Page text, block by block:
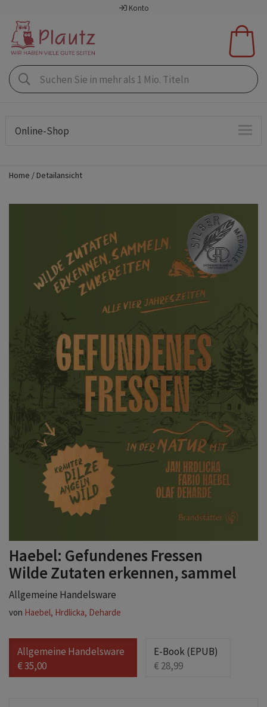
Konto
Online-Shop
Home Detailansicht
Haebel: Gefundenes Fressen
Wilde Zutaten erkennen, sammel
Allgemeine Handelsware
von Haebel, Hrdlicka, Deharde
Allgemeine Handelsware
€ 35,00
E-Book (EPUB)
€ 28,99